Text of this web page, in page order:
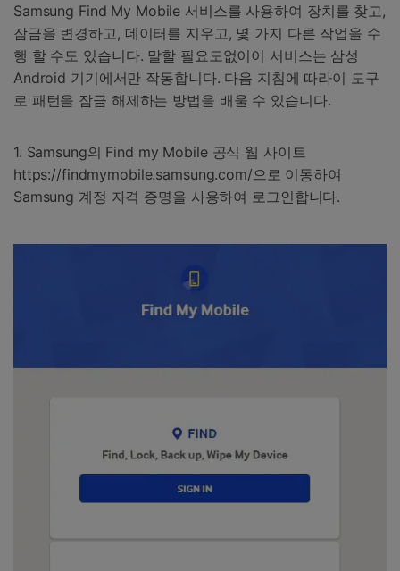
Samsung Find My Mobile 서비스를 사용하여 장치를 찾고,
잠금을 변경하고, 데이터를 지우고, 몇 가지 다른 작업을 수
행 할 수도 있습니다. 말할 필요도없이이 서비스는 삼성
Android 기기에서만 작동합니다. 다음 지침에 따라이 도구
로 패턴을 잠금 해제하는 방법을 배울 수 있습니다.
1. Samsung의 Find my Mobile 공식 웹 사이트
https://findmymobile.samsung.com/으로 이동하여
Samsung 계정 자격 증명을 사용하여 로그인합니다.